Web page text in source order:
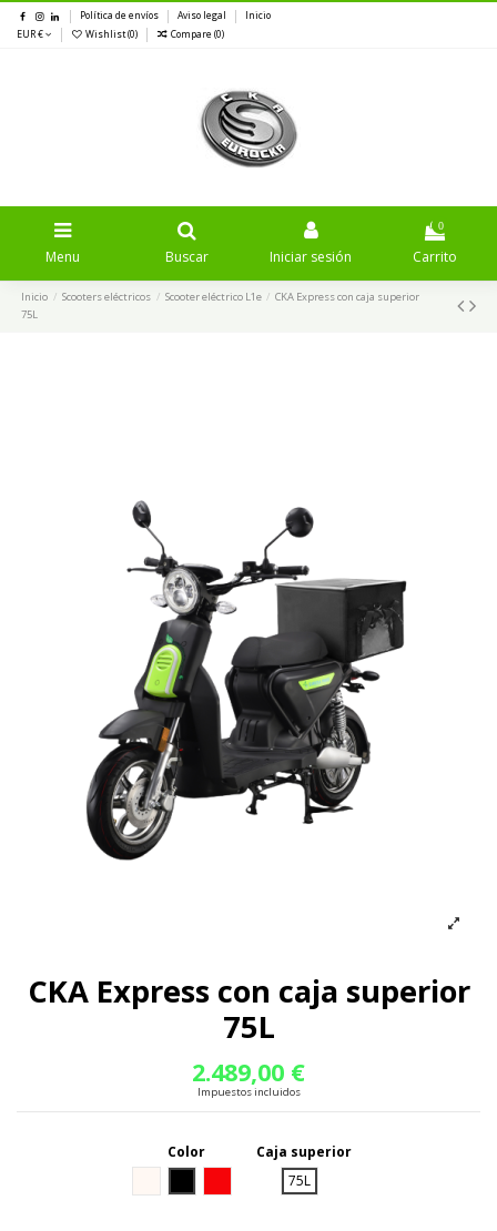
Política de envíos Aviso legal
Inicio
EUR €
Wishlist (0) Compare (0)
Menu Buscar Iniciar sesión
0
Carrito
Inicio Scooters eléctricos Scooter eléctrico L1e
CKA Express con caja superior
75L
CKA Express con caja superior
75L
2.489,00 €
Impuestos incluidos
Color
Caja superior
75L